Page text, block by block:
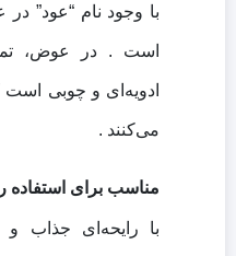
با وجود نام “عود”
است . در عوض،
ادویه‌ای و چوبی است
می‌کنند .
مناسب برای استفاده
با رایحه‌ای جذاب و